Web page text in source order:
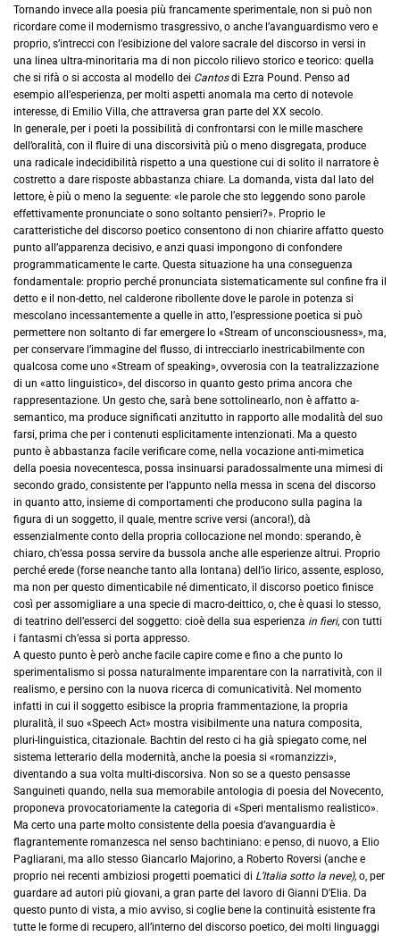
Tornando invece alla poesia più francamente sperimentale, non si può non
ricordare come il modernismo trasgressivo, o anche l’avanguardismo vero e
proprio, s’intrecci con l’esibizione del valore sacrale del discorso in versi in
una linea ultra-minoritaria ma di non piccolo rilievo storico e teorico: quella
che si rifà o si accosta al modello dei Cantosdi Ezra Pound. Penso ad
esempio all’esperienza, per molti aspetti anomala ma certo di notevole
interesse, di Emilio Villa, che attraversa gran parte del XX secolo.
In generale, per i poeti la possibilità di confrontarsi con le mille maschere
dell’oralità, con il fluire di una discorsività più o meno disgregata, produce
una radicale indecidibilità rispetto a una questione cui di solito il narratore è
costretto a dare risposte abbastanza chiare. La domanda, vista dal lato del
lettore, è più o meno la seguente: «le parole che sto leggendo sono parole
effettivamente pronunciate o sono soltanto pensieri?». Proprio le
caratteristiche del discorso poetico consentono di non chiarire affatto questo
punto all’apparenza decisivo, e anzi quasi impongono di confondere
programmaticamente le carte. Questa situazione ha una conseguenza
fondamentale: proprio perché pronunciata sistematicamente sul confine fra il
detto e il non-detto, nel calderone ribollente dove le parole in potenza si
mescolano incessantemente a quelle in atto, l’espressione poetica si può
permettere non soltanto di far emergere lo «Stream of unconsciousness», ma,
per conservare l’immagine del flusso, di intrecciarlo inestricabilmente con
qualcosa come uno «Stream of speaking», ovverosia con la teatralizzazione
di un «atto linguistico», del discorso in quanto gesto prima ancora che
rappresentazione. Un gesto che, sarà bene sottolinearlo, non è affatto a-
semantico, ma produce significati anzitutto in rapporto alle modalità del suo
farsi, prima che per i contenuti esplicitamente intenzionati. Ma a questo
punto è abbastanza facile verificare come, nella vocazione anti-mimetica
della poesia novecentesca, possa insinuarsi paradossalmente una mimesi di
secondo grado, consistente per l’appunto nella messa in scena del discorso
in quanto atto, insieme di comportamenti che producono sulla pagina la
figura di un soggetto, il quale, mentre scrive versi (ancora!), dà
essenzialmente conto della propria collocazione nel mondo: sperando, è
chiaro, ch’essa possa servire da bussola anche alle esperienze altrui. Proprio
perché erede (forse neanche tanto alla lontana) dell’io lirico, assente, esploso,
ma non per questo dimenticabile né dimenticato, il discorso poetico finisce
così per assomigliare a una specie di macro-deittico, o, che è quasi lo stesso,
di teatrino dell’esserci del soggetto: cioè della sua esperienza in fieri, con tutti
i fantasmi ch’essa si porta appresso.
A questo punto è però anche facile capire come e fino a che punto lo
sperimentalismo si possa naturalmente imparentare con la narratività, con il
realismo, e persino con la nuova ricerca di comunicatività. Nel momento
infatti in cui il soggetto esibisce la propria frammentazione, la propria
pluralità, il suo «Speech Act» mostra visibilmente una natura composita,
pluri-linguistica, citazionale. Bachtin del resto ci ha già spiegato come, nel
sistema letterario della modernità, anche la poesia si «romanzizzi»,
diventando a sua volta multi-discorsiva. Non so se a questo pensasse
Sanguineti quando, nella sua memorabile antologia di poesia del Novecento,
proponeva provocatoriamente la categoria di «Speri mentalismo realistico».
Ma certo una parte molto consistente della poesia d’avanguardia è
flagrantemente romanzesca nel senso bachtiniano: e penso, di nuovo, a Elio
Pagliarani, ma allo stesso Giancarlo Majorino, a Roberto Roversi (anche e
proprio nei recenti ambiziosi progetti poematici di L’Italia sotto la neve), o, per
guardare ad autori più giovani, a gran parte del lavoro di Gianni D’Elia. Da
questo punto di vista, a mio avviso, si coglie bene la continuità esistente fra
tutte le forme di recupero, all’interno del discorso poetico, dei molti linguaggi